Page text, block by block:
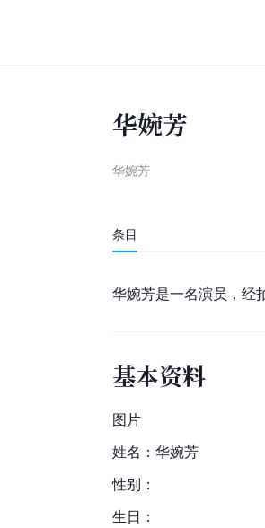
华婉芳
华婉芳
条目
华婉芳是一名演员，经
基本资料
图片
姓名：华婉芳
性别：
生日：